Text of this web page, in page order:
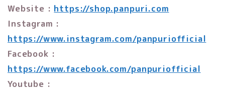
Website : https://shop.panpuri.com
Instagram :
https://www.instagram.com/panpuriofficial
Facebook :
https://www.facebook.com/panpuriofficial
Youtube :